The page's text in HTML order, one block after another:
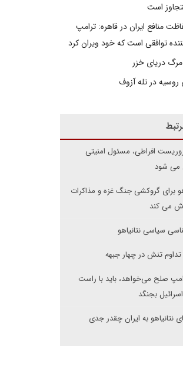
است
منافع ایران در قاهره: ترامپ
توافقی است که خود ویران کرد
دریای خزر
روسیه در تله آزوف
افراطی، مسئول امنیتی
می شود
برای گروکشی جنگ غزه و مذاکرات
می کند
سیاسی نتانیاهو
تنش در چهار جبهه
صلح می‌خواهد، باید با راست
بجنگد
نتانیاهو به ایران چقدر جدی